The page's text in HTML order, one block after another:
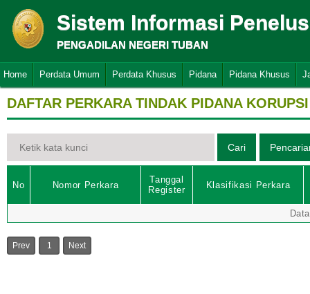
Sistem Informasi
PENGADILAN NEGERI TUBAN
Home Perdata Umum Perdata Khusus Pidana Pidana Khusus
DAFTAR PERKARA TINDAK PIDANA KORUPSI
No Nomor Perkara
Tanggal
Register
Klasifikasi Perkara
Prev 1 Next